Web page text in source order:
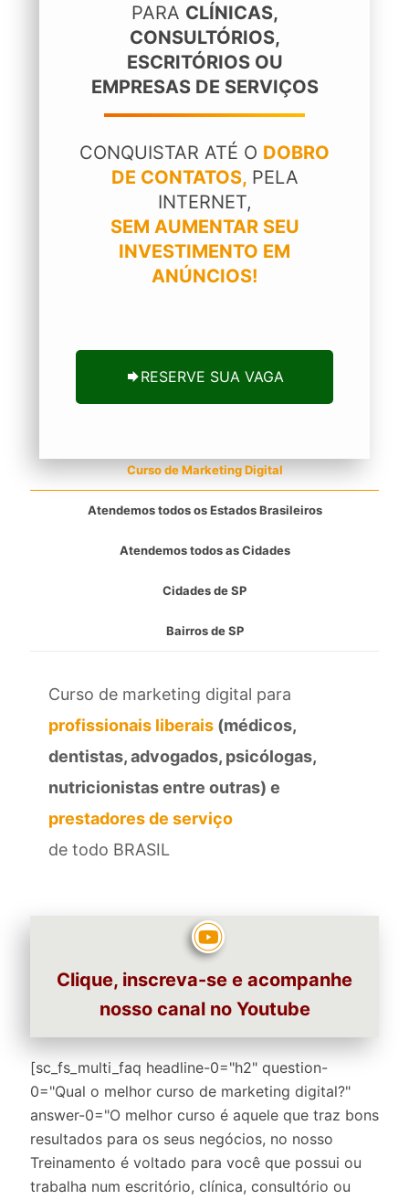
PARA CLÍNICAS,
CONSULTÓRIOS,
ESCRITÓRIOS OU
EMPRESAS DE SERVIÇOS
CONQUISTAR ATÉ O DOBRO
DE CONTATOS, PELA
INTERNET,
SEM AUMENTAR SEU
INVESTIMENTO EM
ANÚNCIOS!
RESERVE SUA VAGA
Curso de Marketing Digital
Atendemos todos os Estados Brasileiros
Atendemos todos as Cidades
Cidades de SP
Bairros de SP
Curso de marketing digital para
profissionais liberais (médicos,
dentistas, advogados, psicólogas,
nutricionistas entre outras) e
prestadores de serviço
de todo BRASIL
Clique, inscreva-se e acompanhe
nosso canal no Youtube
[sc_fs_multi_faq headline-0="h2" question-
0="Qual o melhor curso de marketing digital?"
answer-0="O melhor curso é aquele que traz bons
resultados para os seus negócios, no nosso
Treinamento é voltado para você que possui ou
trabalha num escritório, clínica, consultório ou